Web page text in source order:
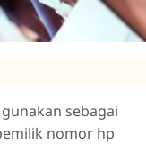
sebagai
nomor hp